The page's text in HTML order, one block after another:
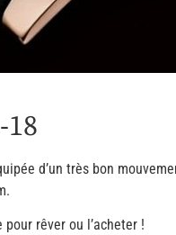
d’un très bon
rêver ou l’acheter !